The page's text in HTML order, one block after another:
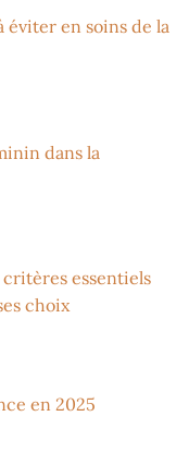
éviter en soins de la
dans la
critères essentiels
choix
en 2025